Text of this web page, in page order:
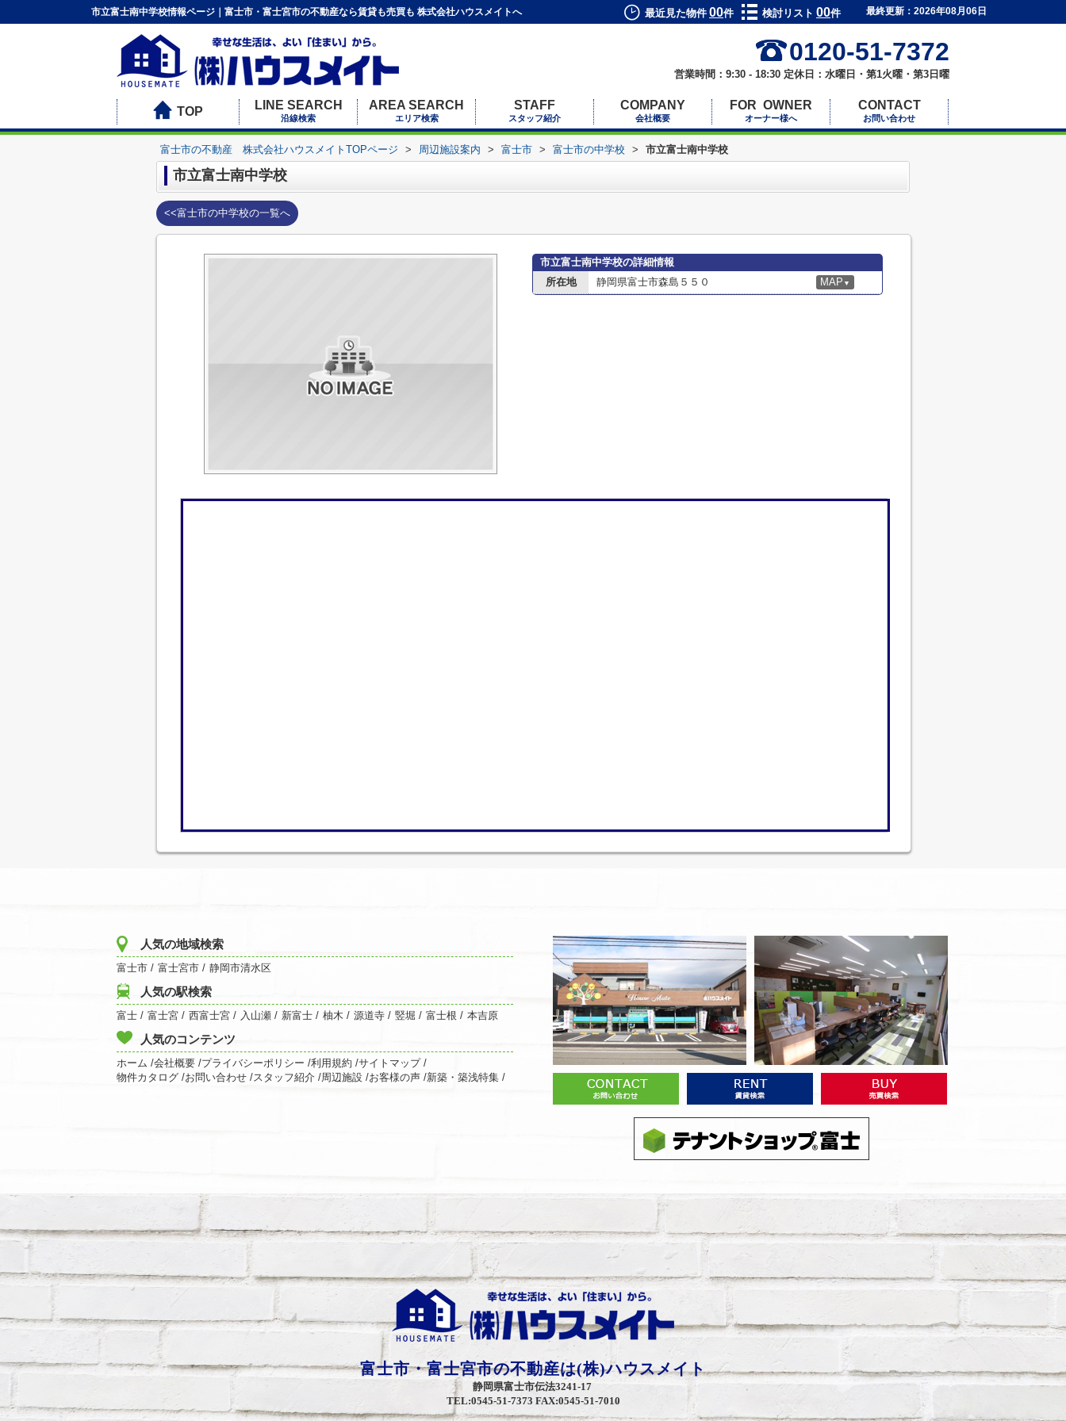
市立富士南中学校情報ページ｜富士市・富士宮市の不動産なら賃貸も売買も 株式会社ハウスメイトへ 最近見た物件 00件 検討リスト 00件 最終更新：2026年08月06日
0120-51-7372
営業時間：9:30 - 18:30 定休日：水曜日・第1火曜・第3日曜
TOP LINE SEARCH
沿線検索
AREA SEARCH
エリア検索
STAFF
スタッフ紹介
COMPANY
会社概要
FOR OWNER
オーナー様へ
CONTACT
お問い合わせ
富士市の不動産 株式会社ハウスメイトTOPページ > 周辺施設案内 > 富士市 > 富士市の中学校 > 市立富士南中学校
市立富士南中学校
<<富士市の中学校の一覧へ
市立富士南中学校の詳細情報
所在地
静岡県富士市森島５５０ MAP ▼
人気の地域検索
富士市 / 富士宮市 / 静岡市清水区
人気の駅検索
富士 / 富士宮 / 西富士宮 / 入山瀬 / 新富士 / 柚木 / 源道寺 / 竪堀 / 富士根 / 本吉原
人気のコンテンツ
ホーム /会社概要 /プライバシーポリシー /利用規約 /サイトマップ /
物件カタログ /お問い合わせ /スタッフ紹介 /周辺施設 /お客様の声 /新築・築浅特集 /
富士市・富士宮市の不動産は(株)ハウスメイト
静岡県富士市伝法3241-17
TEL:0545-51-7373 FAX:0545-51-7010